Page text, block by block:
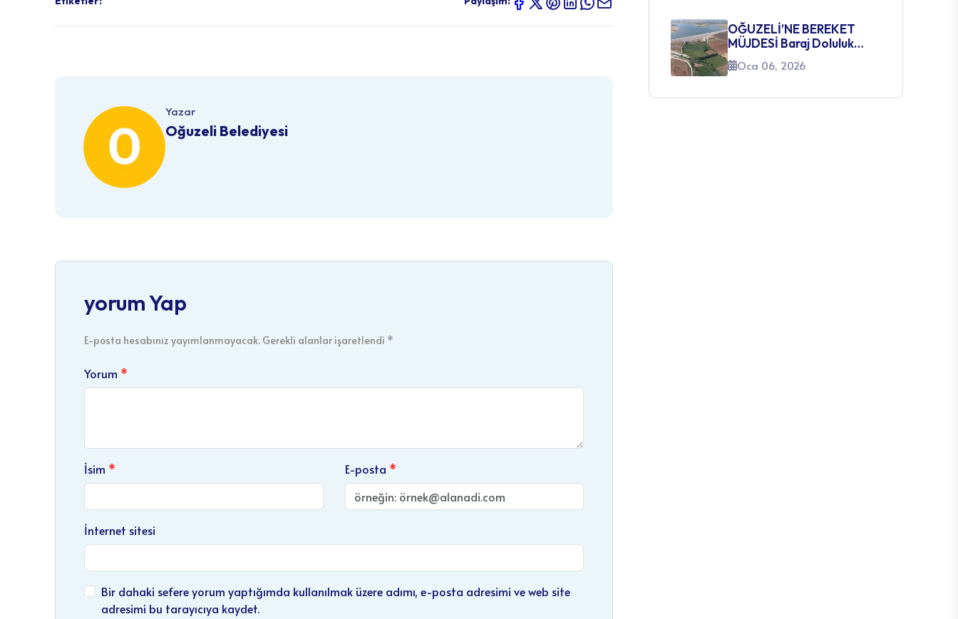
Yazar
Oğuzeli Belediyesi
yorum Yap
E-posta hesabınız yayımlanmayacak. Gerekli alanlar işaretlendi *
Yorum
İsim E-posta
İnternet sitesi
Bir dahaki sefere yorum yaptığımda kullanılmak üzere adımı, e-posta adresimi ve web site
adresimi bu tarayıcıya kaydet.
OĞUZELİ’NE BEREKET
MÜJDESİ Baraj Doluluk
Oranları Yüzleri Güldürüyor
Oca 06, 2026